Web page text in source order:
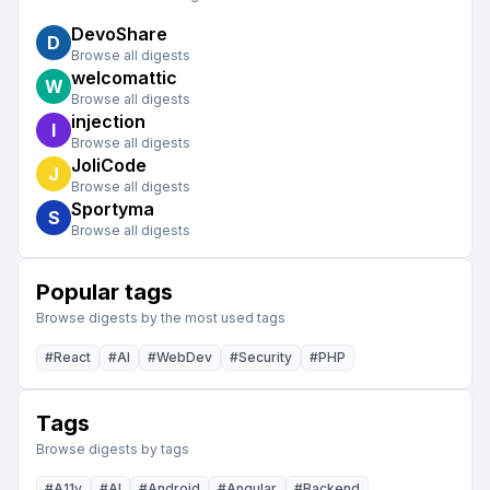
celle de Dropbox. Ces recommandations visent à
optimiser la qualité des projets tout en favorisant
l'efficacité et l'innovation.
D DevoShare
Browse all digests
W welcomattic
Browse all digests
I injection
Browse all digests
J JoliCode
Browse all digests
S Sportyma
Browse all digests
Popular tags
Browse digests by the most used tags
#React #AI #WebDev #Security #PHP
Tags
Browse digests by tags